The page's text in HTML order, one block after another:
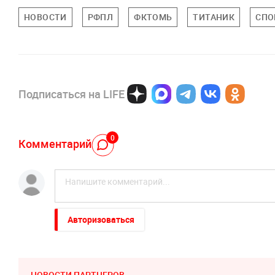
НОВОСТИ РФПЛ ФКТОМЬ ТИТАНИК
Подписаться на LIFE
Комментарий 0
Авторизоваться